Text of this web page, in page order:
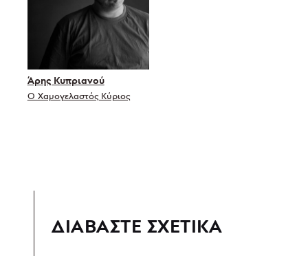
Άρης Κυπριανού
Ο Χαμογελαστός Κύριος
ΔΙΑΒΑΣΤΕ ΣΧΕΤΙΚΑ